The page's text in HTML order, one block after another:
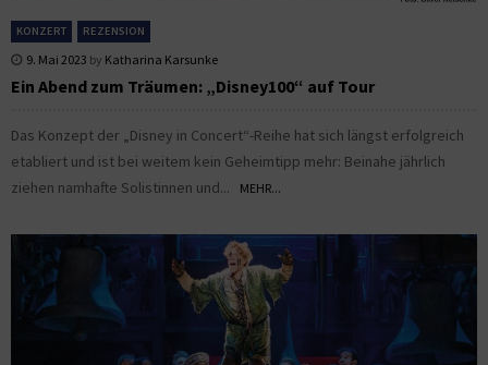
KONZERT REZENSION
9. Mai 2023 by Katharina Karsunke
Ein Abend zum Träumen: „Disney100“ auf Tour
Das Konzept der „Disney in Concert“-Reihe hat sich längst erfolgreich
etabliert und ist bei weitem kein Geheimtipp mehr: Beinahe jährlich
ziehen namhafte Solistinnen und...
MEHR...